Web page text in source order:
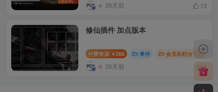
35天前 13
修仙插件 加点版本
付费资源 ￥266 事件 会员和积分下载
35天前 7